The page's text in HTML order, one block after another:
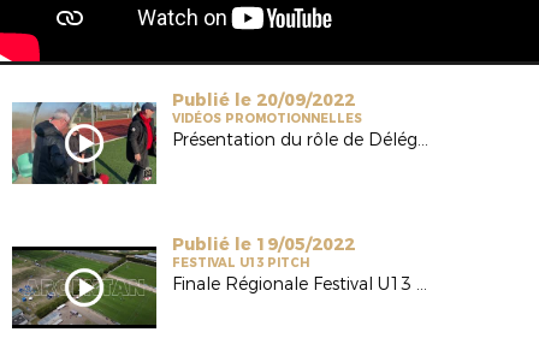
Publié le 20/09/2022
VIDÉOS PROMOTIONNELLES
Présentation du rôle de Délégué
Publié le 19/05/2022
FESTIVAL U13 PITCH
Finale Régionale Festival U13 2022